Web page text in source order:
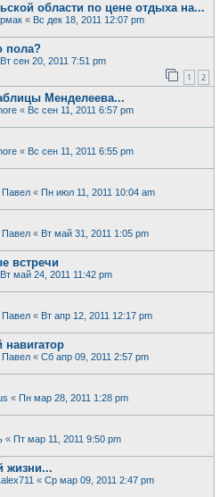
области по цене отдыха на...
« Вс дек 18, 2011 12:07 pm
пола?
Вт сен 20, 2011 7:51 pm
1 2
Менделеева...
« Вс сен 11, 2011 6:57 pm
« Вс сен 11, 2011 6:55 pm
Павел « Пн июл 11, 2011 10:04 am
Павел « Вт май 31, 2011 1:05 pm
встречи
Вт май 24, 2011 11:42 pm
Павел « Вт апр 12, 2011 12:17 pm
Павел « Сб апр 09, 2011 2:57 pm
« Пн мар 28, 2011 1:28 pm
« Пт мар 11, 2011 9:50 pm
жизни...
« Ср мар 09, 2011 2:47 pm